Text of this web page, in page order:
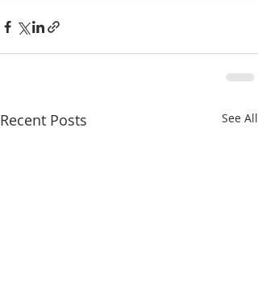
Recent Posts See All